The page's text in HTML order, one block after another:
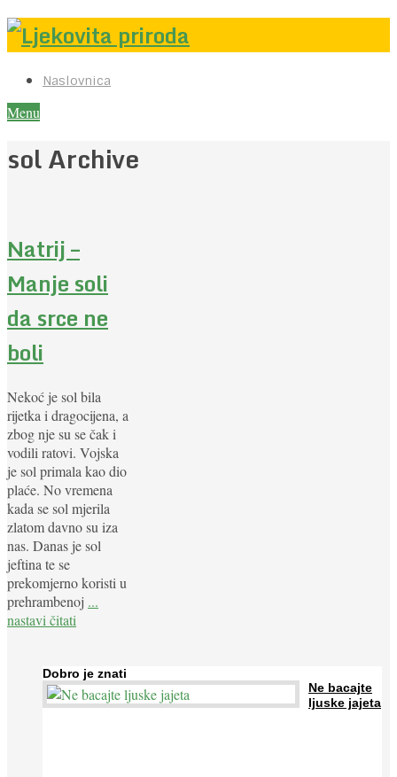
Naslovnica
Menu
sol Archive
Natrij –
Manje soli
da srce ne
boli
Nekoć je sol bila
rijetka i dragocijena, a
zbog nje su se čak i
vodili ratovi. Vojska
je sol primala kao dio
plaće. No vremena
kada se sol mjerila
zlatom davno su iza
nas. Danas je sol
jeftina te se
prekomjerno koristi u
prehrambenoj ...
nastavi čitati
Dobro je znati
Ne bacajte
ljuske jajeta